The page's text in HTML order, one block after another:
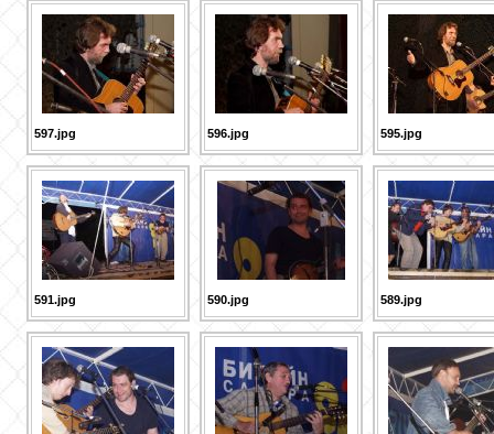
597.jpg 596.jpg 595.jpg
591.jpg 590.jpg 589.jpg